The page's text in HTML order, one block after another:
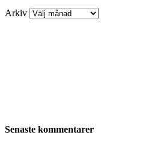
Arkiv
Senaste kommentarer